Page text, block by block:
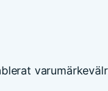
varumärke